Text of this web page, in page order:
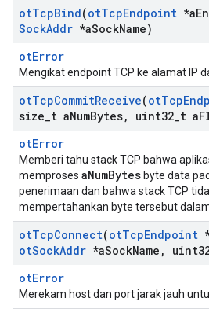
otTcpBind(otTcpEndpoint *a
SockAddr *aSockName)
otError
Mengikat endpoint TCP ke alamat IP
otTcpCommitReceive(otTcp
size t aNumBytes, uint32 t a
otError
Memberi tahu stack TCP bahwa
memproses aNumBytes byte data
penerimaan dan bahwa stack TCP
mempertahankan byte tersebut
otTcpConnect(otTcpEndpoint
otSockAddr *aSockName ,
otError
Merekam host dan port jarak jauh